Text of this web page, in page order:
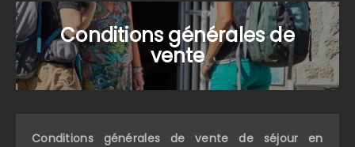
Conditions générales de
vente
Conditions générales de vente de séjour en